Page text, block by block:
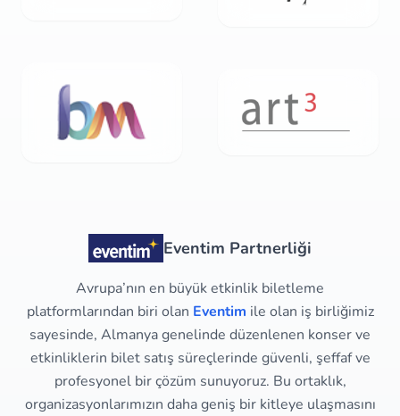
Eventim Partnerliği
Avrupa’nın en büyük etkinlik biletleme
platformlarından biri olan Eventim ile olan iş birliğimiz
sayesinde, Almanya genelinde düzenlenen konser ve
etkinliklerin bilet satış süreçlerinde güvenli, şeffaf ve
profesyonel bir çözüm sunuyoruz. Bu ortaklık,
organizasyonlarımızın daha geniş bir kitleye ulaşmasını